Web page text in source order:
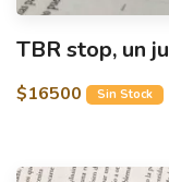
TBR stop, un
$16500 Sin Stock